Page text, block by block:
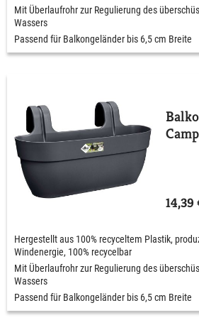
Mit Überlaufrohr zur Regulierung des
Wassers
Passend für Balkongeländer bis 6,5 cm Breite
14,39
Hergestellt aus 100% recyceltem Plastik,
Windenergie, 100% recycelbar
Mit Überlaufrohr zur Regulierung des
Wassers
Passend für Balkongeländer bis 6,5 cm Breite